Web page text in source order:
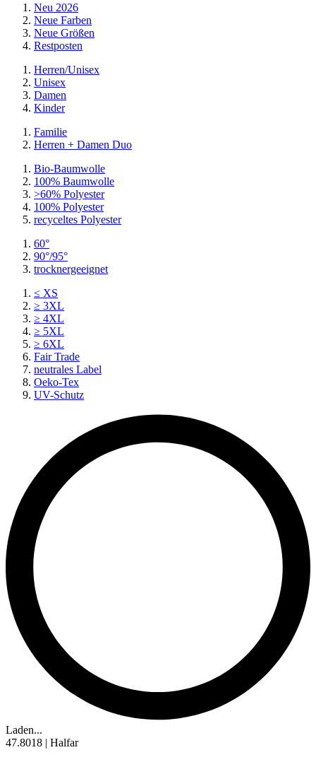
Neu 2026
Neue Farben
Neue Größen
Restposten
Herren/Unisex
Unisex
Damen
Kinder
Familie
Herren + Damen Duo
Bio-Baumwolle
100% Baumwolle
>60% Polyester
100% Polyester
recyceltes Polyester
60°
90°/95°
trocknergeeignet
≤ XS
≥ 3XL
≥ 4XL
≥ 5XL
≥ 6XL
Fair Trade
neutrales Label
Oeko-Tex
UV-Schutz
Laden...
47.8018 | Halfar